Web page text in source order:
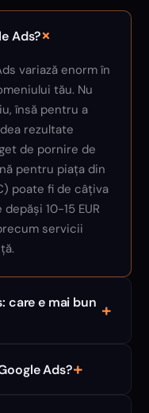
Ads?+
variază enorm în
tău. Nu
însă pentru a
rezultate
de pornire de
pentru piața din
poate fi de câțiva
10-15 EUR
servicii
care e mai bun +
Ads?+